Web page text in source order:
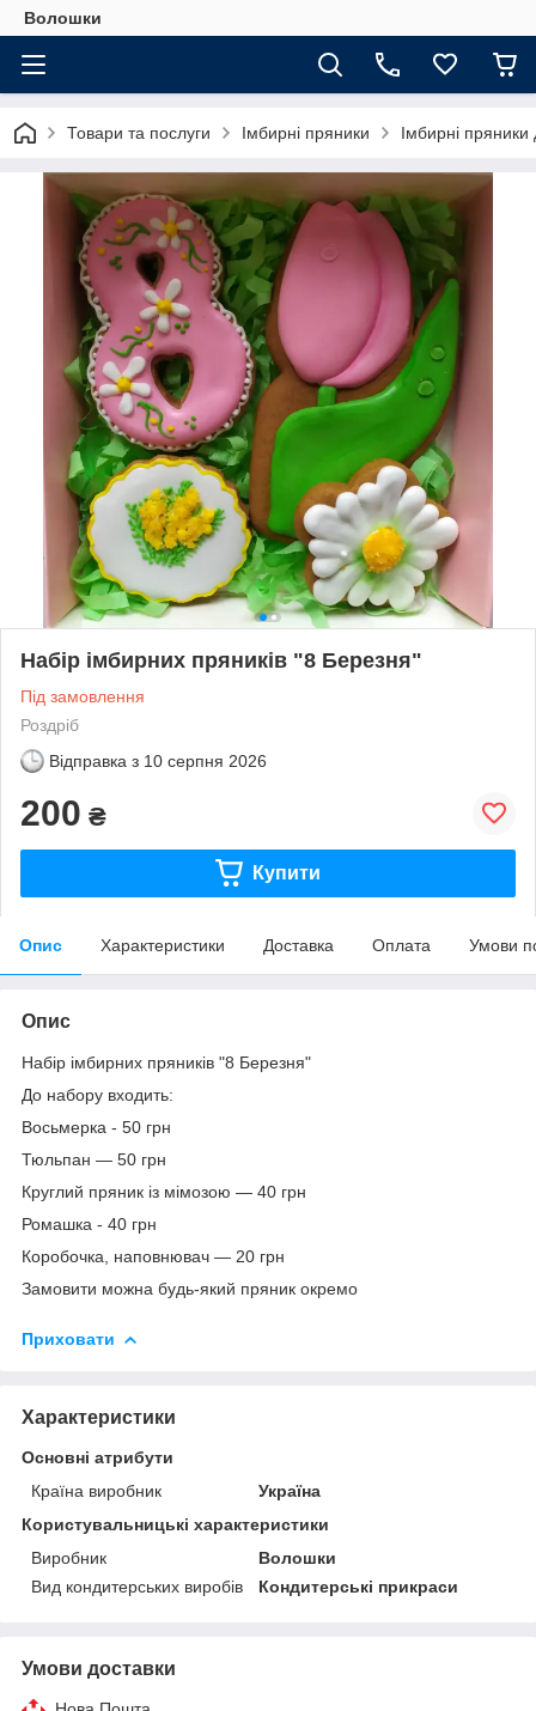
Волошки
Товари та послуги Імбирні пряники Імбирні
Набір імбирних пряників "8 Березня"
Під замовлення
Роздріб
Відправка з 10 серпня 2026
200 ₴
Купити
Опис Характеристики Доставка Оплата Умови
Опис
Набір імбирних пряників "8 Березня"
До набору входить:
Восьмерка - 50 грн
Тюльпан — 50 грн
Круглий пряник із мімозою — 40 грн
Ромашка - 40 грн
Коробочка, наповнювач — 20 грн
Замовити можна будь-який пряник окремо
Приховати
Характеристики
Основні атрибути
Країна виробник
Україна
Користувальницькі характеристики
Виробник
Волошки
Вид кондитерських виробів
Кондитерські прикраси
Умови доставки